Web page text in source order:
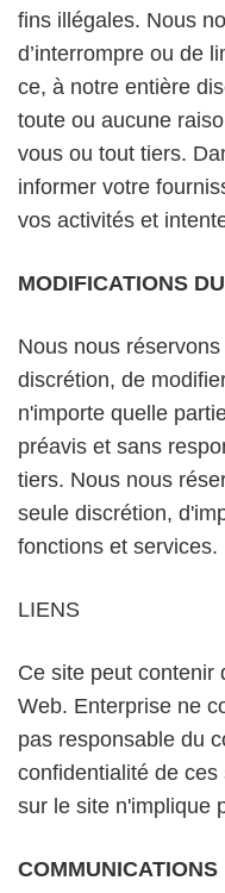
fins illégales. Nous
d’interrompre ou de
ce, à notre entière
toute ou aucune
vous ou tout tiers.
informer votre
vos activités et
MODIFICATIONS
Nous nous
discrétion, de
n'importe quelle
préavis et sans
tiers. Nous nous
seule discrétion,
fonctions et services.
LIENS
Ce site peut contenir
Web. Enterprise ne
pas responsable du
confidentialité de
sur le site n'implique